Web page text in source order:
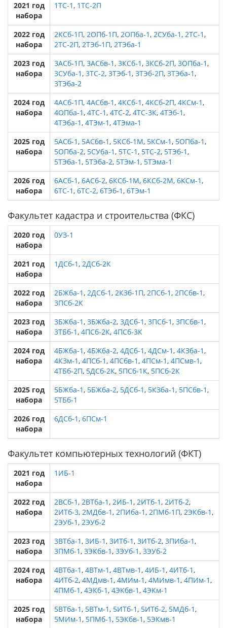
2021 год
набора
1ТС-1, 1ТС-2П
2022 год
набора
2КСб-1П, 2ОПб-1П, 2ОПба-1, 2СУба-1, 2ТС-1,
2ТС-2П, 2ТЭб-1П, 2ТЭба-1
2023 год
набора
3АСб-1П, 3АСбв-1, 3КСб-1, 3КСб-2П, 3ОПба-1,
3СУба-1, 3ТС-2, 3ТЭб-1, 3ТЭб-2П, 3ТЭба-1,
3ТЭба-2
2024 год
набора
4АСб-1П, 4АСбв-1, 4КСб-1, 4КСб-2П, 4КСм-1,
4ОПба-1, 4ТС-1, 4ТС-2, 4ТС-3К, 4ТЭб-1,
4ТЭба-1, 4ТЭм-1, 4ТЭма-1
2025 год
набора
5АСб-1, 5АСбв-1, 5КСб-1М, 5КСм-1, 5ОПба-1,
5ОПба-2, 5СУба-1, 5ТС-1, 5ТС-2, 5ТЭб-1,
5ТЭба-1, 5ТЭба-2, 5ТЭм-1, 5ТЭма-1
2026 год
набора
6АСб-1, 6АСб-2, 6КСб-1М, 6КСб-2М, 6КСм-1,
6ТС-1, 6ТС-2, 6ТЭб-1, 6ТЭм-1
Факультет кадастра и строительства (ФКС)
2020 год
набора
0УЗ-1
2021 год
набора
1ДСб-1, 2ДСб-2К
2022 год
набора
2БЖба-1, 2ДСб-1, 2КЗб-1П, 2ПСб-1, 2ПСбв-1,
3ПСб-2К
2023 год
набора
3БЖба-1, 3БЖба-2, 3ДСб-1, 3ПСб-1, 3ПСбв-1,
3ТБб-1, 4ПСб-2К, 4ПСб-3К
2024 год
набора
4БЖба-1, 4БЖба-2, 4ДСб-1, 4ДСм-1, 4КЗба-1,
4КЗм-1, 4ПСб-1, 4ПСбв-1, 4ПСм-1, 4ПСмв-1,
4ТБб-2П, 5ДСб-2К, 5ПСб-1К, 5ПСб-2К
2025 год
набора
5БЖба-1, 5БЖба-2, 5ДСб-1, 5КЗба-1, 5ПСбв-1,
5ТБб-1
2026 год
набора
6ДСб-1, 6ПСм-1
Факультет компьютерных технологий (ФКТ)
2021 год
набора
1ИБ-1
2022 год
набора
2ВСб-1, 2ВТба-1, 2ИБ-1, 2ИТб-1, 2ИТб-2,
2ИТб-3, 2МДбв-1, 2ПИба-1, 2ПМб-1П, 2ЭКбв-1,
2ЭУб-1, 2ЭУб-2
2023 год
набора
3ВТба-1, 3ИБ-1, 3ИТб-1, 3ИТб-2, 3ПИба-1,
3ПМб-1, 3ЭКбв-1, 3ЭУб-1, 3ЭУб-2
2024 год
набора
4ВТба-1, 4ВТм-1, 4ВТмв-1, 4ИБ-1, 4ИТб-1,
4ИТб-2, 4МДмв-1, 4МИм-1, 4МИмв-1, 4ПИм-1,
4ПМб-1, 4ЭКб-1, 4ЭКбв-1, 4ЭКм-1
2025 год
набора
5ВТба-1, 5ВТм-1, 5ИТб-1, 5ИТб-2, 5МДб-1,
5МИм-1, 5ПМб-1, 5ЭКбв-1, 5ЭКмв-1